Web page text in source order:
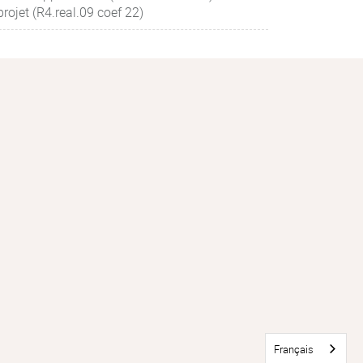
(R4.real.09 coef 22)
Français